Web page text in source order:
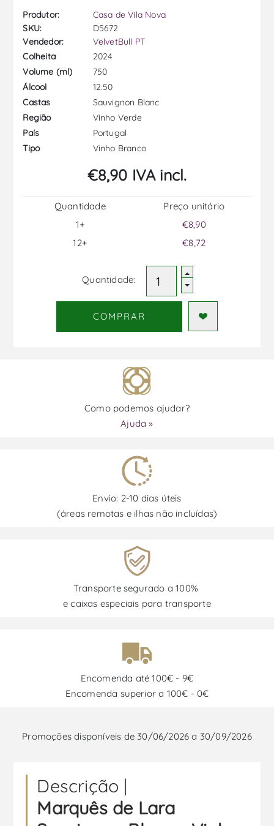
Produtor:
Casa de Vila Nova
SKU:
D5672
Vendedor:
VelvetBull PT
Colheita
2024
Volume (ml)
750
Álcool
12.50
Castas
Sauvignon Blanc
Região
Vinho Verde
País
Portugal
Tipo
Vinho Branco
€8,90 IVA incl.
Quantidade
1+
12+
Preço unitário
€8,90
€8,72
Quantidade:
COMPRAR
Como podemos ajudar?
Ajuda »
Envio: 2-10 dias úteis
(áreas remotas e ilhas não incluídas)
Transporte segurado a 100%
e caixas especiais para transporte
Encomenda até 100€ - 9€
Encomenda superior a 100€ - 0€
Promoções disponíveis de 30/06/2026 a 30/09/2026
Descrição |
Marquês de Lara